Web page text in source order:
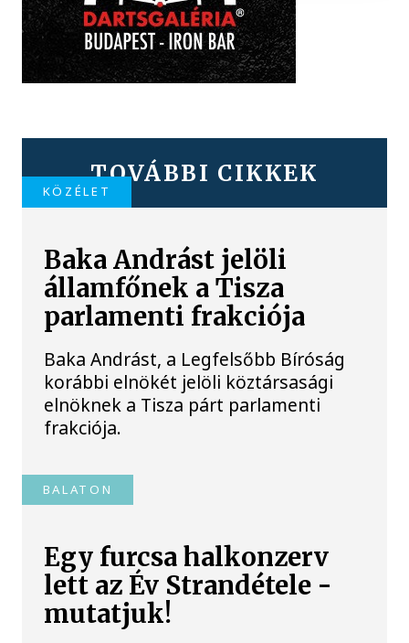
TOVÁBBI CIKKEK
KÖZÉLET
Baka Andrást jelöli
államfőnek a Tisza
parlamenti frakciója
Baka Andrást, a Legfelsőbb Bíróság
korábbi elnökét jelöli köztársasági
elnöknek a Tisza párt parlamenti
frakciója.
BALATON
Egy furcsa halkonzerv
lett az Év Strandétele -
mutatjuk!